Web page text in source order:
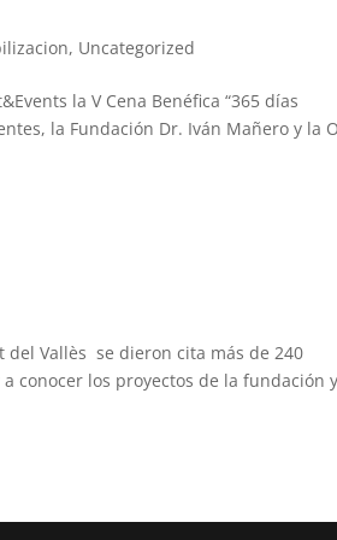
, Uncategorized
la V Cena Benéfica “365 días
la Fundación Dr. Iván Mañero y la
del Vallès se dieron cita más de 240
conocer los proyectos de la fundación y